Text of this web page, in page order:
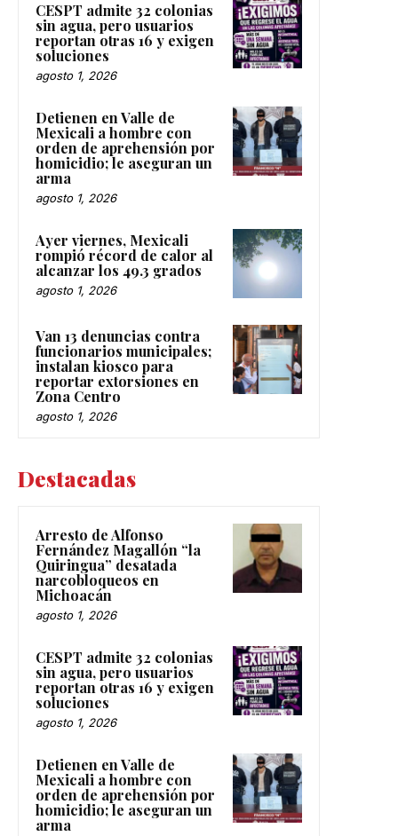
CESPT admite 32 colonias
sin agua, pero usuarios
reportan otras 16 y exigen
soluciones
agosto 1, 2026
Detienen en Valle de
Mexicali a hombre con
orden de aprehensión por
homicidio; le aseguran un
arma
agosto 1, 2026
Ayer viernes, Mexicali
rompió récord de calor al
alcanzar los 49.3 grados
agosto 1, 2026
Van 13 denuncias contra
funcionarios municipales;
instalan kiosco para
reportar extorsiones en
Zona Centro
agosto 1, 2026
Destacadas
Arresto de Alfonso
Fernández Magallón “la
Quiringua” desatada
narcobloqueos en
Michoacán
agosto 1, 2026
CESPT admite 32 colonias
sin agua, pero usuarios
reportan otras 16 y exigen
soluciones
agosto 1, 2026
Detienen en Valle de
Mexicali a hombre con
orden de aprehensión por
homicidio; le aseguran un
arma